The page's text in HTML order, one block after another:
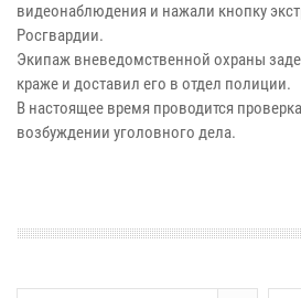
видеонаблюдения и нажали кнопку
Росгвардии.
Экипаж вневедомственной охраны
краже и доставил его в отдел полиции.
В настоящее время проводится
возбуждении уголовного дела.